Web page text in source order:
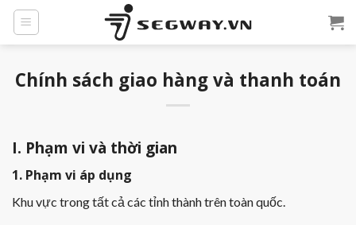
Skip
content
Chính sách giao hàng và thanh toán
I. Phạm vi và thời gian
1. Phạm vi áp dụng
Khu vực trong tất cả các tỉnh thành trên toàn quốc.